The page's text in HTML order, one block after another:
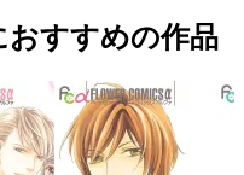
おすすめの作品